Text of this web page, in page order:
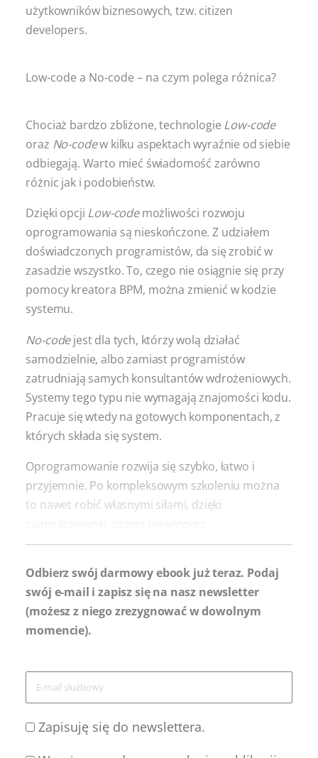
użytkowników biznesowych, tzw. citizen
developers.
Low-code a No-code – na czym polega różnica?
Chociaż bardzo zbliżone, technologie Low-code
oraz No-codew kilku aspektach wyraźnie od siebie
odbiegają. Warto mieć świadomość zarówno
różnic jak i podobieństw.
Dzięki opcji Low-codemożliwości rozwoju
oprogramowania są nieskończone. Z udziałem
doświadczonych programistów, da się zrobić w
zasadzie wszystko. To, czego nie osiągnie się przy
pomocy kreatora BPM, można zmienić w kodzie
systemu.
No-codejest dla tych, którzy wolą działać
samodzielnie, albo zamiast programistów
zatrudniają samych konsultantów wdrożeniowych.
Systemy tego typu nie wymagają znajomości kodu.
Pracuje się wtedy na gotowych komponentach, z
których składa się system.
Oprogramowanie rozwija się szybko, łatwo i
przyjemnie. Po kompleksowym szkoleniu można
to nawet robić własnymi siłami, dzięki
Odbierz swój darmowy ebook już teraz. Podaj
swój e-mail i zapisz się na nasz newsletter
(możesz z niego zrezygnować w dowolnym
momencie).
Zapisuję się do newslettera.